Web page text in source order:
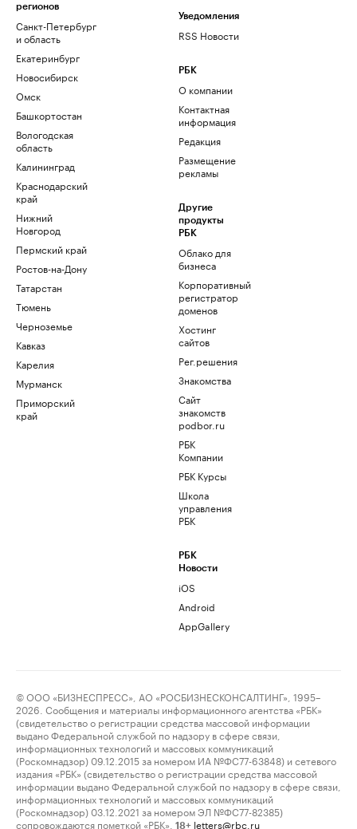
регионов
Санкт-Петербург
и область
Екатеринбург
Новосибирск
Омск
Башкортостан
Вологодская
область
Калининград
Краснодарский
край
Нижний
Новгород
Пермский край
Ростов-на-Дону
Татарстан
Тюмень
Черноземье
Кавказ
Карелия
Мурманск
Приморский
край
Уведомления
RSS Новости
РБК
О компании
Контактная
информация
Редакция
Размещение
рекламы
Другие
продукты
РБК
Облако для
бизнеса
Корпоративный
регистратор
доменов
Хостинг
сайтов
Рег.решения
Знакомства
Сайт
знакомств
podbor.ru
РБК
Компании
РБК Курсы
Школа
управления
РБК
РБК
Новости
iOS
Android
AppGallery
© ООО «БИЗНЕСПРЕСС», АО «РОСБИЗНЕСКОНСАЛТИНГ», 1995–
2026. Сообщения и материалы информационного агентства «РБК»
(свидетельство о регистрации средства массовой информации
выдано Федеральной службой по надзору в сфере связи,
информационных технологий и массовых коммуникаций
(Роскомнадзор) 09.12.2015 за номером ИА №ФС77-63848) и сетевого
издания «РБК» (свидетельство о регистрации средства массовой
информации выдано Федеральной службой по надзору в сфере связи,
информационных технологий и массовых коммуникаций
(Роскомнадзор) 03.12.2021 за номером ЭЛ №ФС77-82385)
сопровождаются пометкой «РБК».
18+ letters@rbc.ru